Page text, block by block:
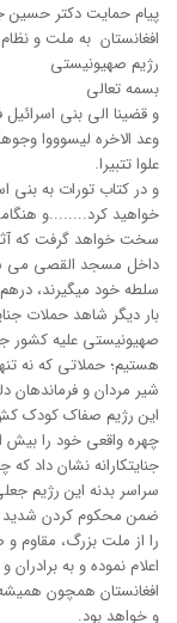
پیام حمایت دکتر
افغانستان به ملت و
رژیم صهیونیستی
بسمه تعالی
و قضینا الی بنی
وعد الاخره لیسوووا
علوا تتبیرا.
و در کتاب تورات به بنی
خواهید کرد........و
سخت خواهد گرفت که
داخل مسجد القصی می
سلطه خود میگیرند،
بار دیگر شاهد حملات
صهیونیستی علیه کشور
هستیم؛ حملاتی که نه
شیر مردان و فرماندهان
این رژیم صفاک کودک کش
چهره واقعی خود را بیش
جنایتکارانه نشان داد
سراسر بدنه این رژیم
ضمن محکوم کردن شدید
را از ملت بزرگ،
اعلام نموده و به
افغانستان همچون همیشه
و خواهد بود.